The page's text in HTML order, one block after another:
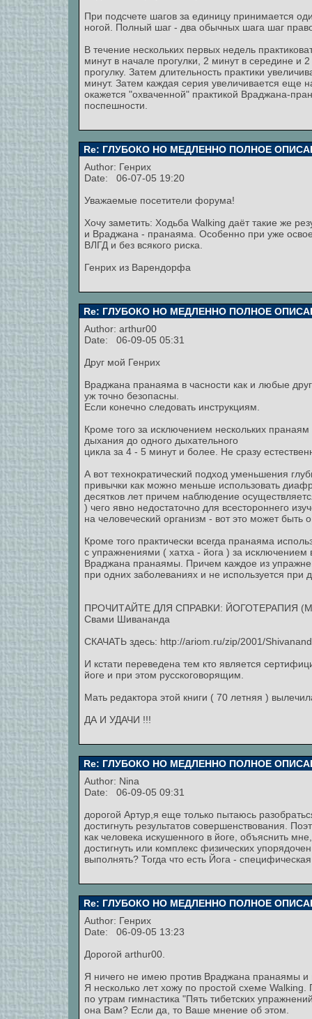
При подсчете шагов за единицу принимается
ногой. Полный шаг - два обычных шага шаг
В течение нескольких первых недель
минут в начале прогулки, 2 минут в середине и
прогулку. Затем длительность практики
минут. Затем каждая серия увеличивается еще
окажется "охваченной" практикой Враджана-
поспешности.
Re: ГЛУБОКО НО МЕДЛЕННО ПОЛНОЕ
Author: Генрих
Date: 06-07-05 19:20
Уважаемые посетители форума!
Хочу заметить: Ходьба Walking даёт такие же
и Враджана - пранаяма. Особенно при уже
ВЛГД и без всякого риска.
Генрих из Варендорфа
Re: ГЛУБОКО НО МЕДЛЕННО ПОЛНОЕ
Author: arthur00
Date: 06-09-05 05:31
Друг мой Генрих
Враджана пранаяма в часности как и любые
уж точно безопасны.
Если конечно следовать инструкциям.
Кроме того за исключением нескольких
дыхания до одного дыхательного
цикла за 4 - 5 минут и более. Не сразу
А вот технократический подход уменьшения
привычки как можно меньше использовать
десятков лет причем наблюдение
) чего явно недостаточно для всестороннего
на человеческий организм - вот это может быть
Кроме того практически всегда пранаяма
с упражнениями ( хатха - йога ) за исключением
Враджана пранаямы. Причем каждое из
при одних заболеваниях и не используется при
ПРОЧИТАЙТЕ ДЛЯ СПРАВКИ: ЙОГОТЕРАПИЯ
Свами Шивананда
СКАЧАТЬ здесь: http://ariom.ru/zip/2001/
И кстати переведена тем кто является
йоге и при этом русскоговорящим.
Мать редактора этой книги ( 70 летняя )
ДА И УДАЧИ !!!
Re: ГЛУБОКО НО МЕДЛЕННО ПОЛНОЕ
Author: Nina
Date: 06-09-05 09:31
дорогой Артур,я еще только пытаюсь
достигнуть результатов совершенствования.
как человека искушенного в йоге, объяснить
достигнуть или комплекс физических
выполнять? Тогда что есть Йога -
Re: ГЛУБОКО НО МЕДЛЕННО ПОЛНОЕ
Author: Генрих
Date: 06-09-05 13:23
Дорогой arthur00.
Я ничего не имею против Враджана пранаямы и
Я несколько лет хожу по простой схеме
по утрам гимнастика "Пять тибетских
она Вам? Если да, то Ваше мнение об этом.